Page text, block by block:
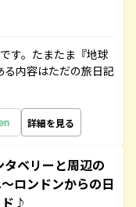
す。たまたま『地球
内容はただの旅日記
詳細を見る
ベリーと周辺の
ロンドンからの日
ド♪